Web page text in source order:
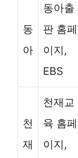
동
아
동아출
판 홈페
이지,
EBS
천
재
천재교
육 홈페
이지,